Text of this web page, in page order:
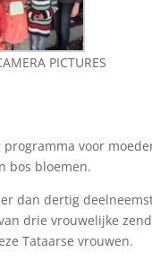
PICTURES
voor
bos bloemen.
dan dertig
drie vrouwelijke
Tataarse vrouwen.